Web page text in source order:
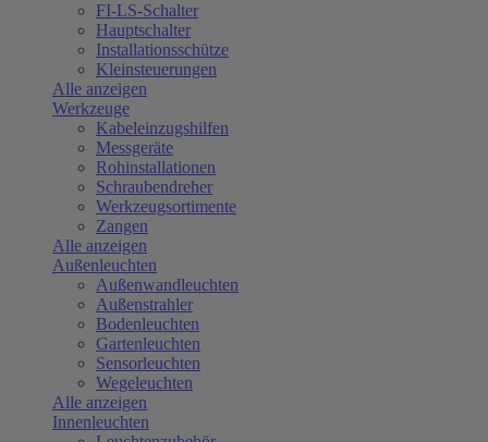
FI-LS-Schalter
Hauptschalter
Installationsschütze
Kleinsteuerungen
Alle anzeigen
Werkzeuge
Kabeleinzugshilfen
Messgeräte
Rohinstallationen
Schraubendreher
Werkzeugsortimente
Zangen
Alle anzeigen
Außenleuchten
Außenwandleuchten
Außenstrahler
Bodenleuchten
Gartenleuchten
Sensorleuchten
Wegeleuchten
Alle anzeigen
Innenleuchten